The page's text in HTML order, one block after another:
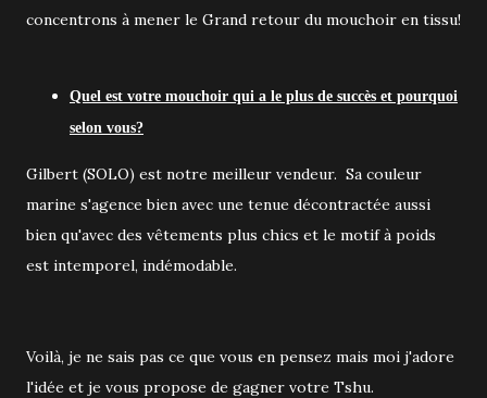
concentrons à mener le Grand retour du mouchoir en tissu!
Quel est votre mouchoir qui a le plus de succès et pourquoi
selon vous?
Gilbert (SOLO) est notre meilleur vendeur. Sa couleur
marine s'agence bien avec une tenue décontractée aussi
bien qu'avec des vêtements plus chics et le motif à poids
est intemporel, indémodable.
Voilà, je ne sais pas ce que vous en pensez mais moi j'adore
l'idée et je vous propose de gagner votre Tshu.